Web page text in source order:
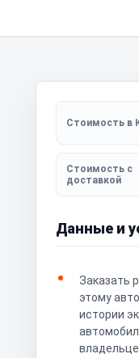
Данные и
Заказать
этому
истории